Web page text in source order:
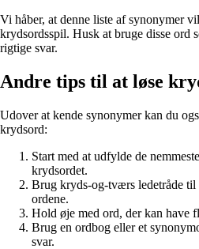
Vi håber, at denne liste af synonymer
krydsordsspil. Husk at bruge disse ord
rigtige svar.
Andre tips til at løse
Udover at kende synonymer kan du
krydsord:
Start med at udfylde de
krydsordet.
Brug kryds-og-tværs ledetråde
ordene.
Hold øje med ord, der kan have
Brug en ordbog eller et
svar.